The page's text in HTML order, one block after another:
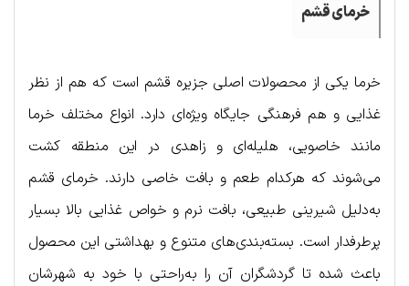
خرمای قشم
خرما یکی از محصولات اصلی جزیره قشم است که هم از نظر
غذایی و هم فرهنگی جایگاه ویژه‌ای دارد. انواع مختلف خرما
مانند خاصویی، هلیله‌ای و زاهدی در این منطقه کشت
می‌شوند که هرکدام طعم و بافت خاصی دارند. خرمای قشم
به‌دلیل شیرینی طبیعی، بافت نرم و خواص غذایی بالا بسیار
پرطرفدار است. بسته‌بندی‌های متنوع و بهداشتی این محصول
باعث شده تا گردشگران آن را به‌راحتی با خود به شهرشان